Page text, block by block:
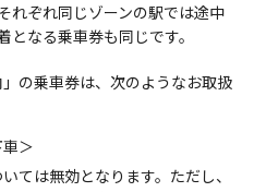
れぞれ同じゾーンの駅では途中
なる乗車券も同じです。
の乗車券は、次のようなお取扱
＞
ては無効となります。ただし、